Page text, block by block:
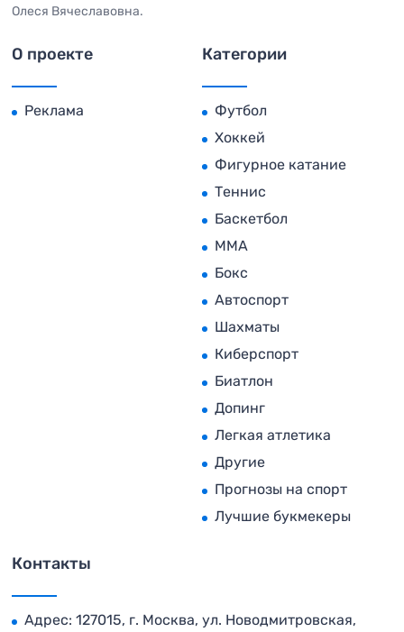
Олеся Вячеславовна.
О проекте
Реклама
Категории
Футбол
Хоккей
Фигурное катание
Теннис
Баскетбол
MMA
Бокс
Автоспорт
Шахматы
Киберспорт
Биатлон
Допинг
Легкая атлетика
Другие
Прогнозы на спорт
Лучшие букмекеры
Контакты
Адрес: 127015, г. Москва, ул. Новодмитровская,